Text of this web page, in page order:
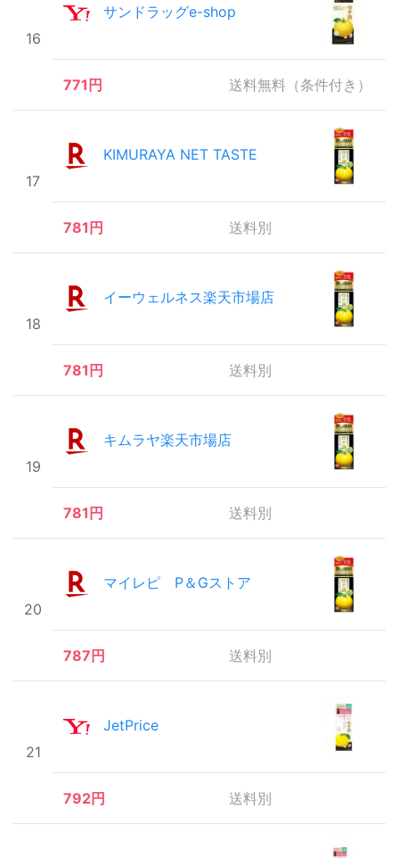
16
サンドラッグe-shop
771円 送料無料（条件付き）
17
KIMURAYA NET TASTE
781円 送料別
18
イーウェルネス楽天市場店
781円 送料別
19
キムラヤ楽天市場店
781円 送料別
20
マイレピ P＆Gストア
787円 送料別
21
JetPrice
792円 送料別